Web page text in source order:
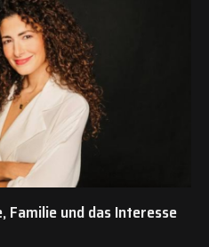
Familie und das Interesse